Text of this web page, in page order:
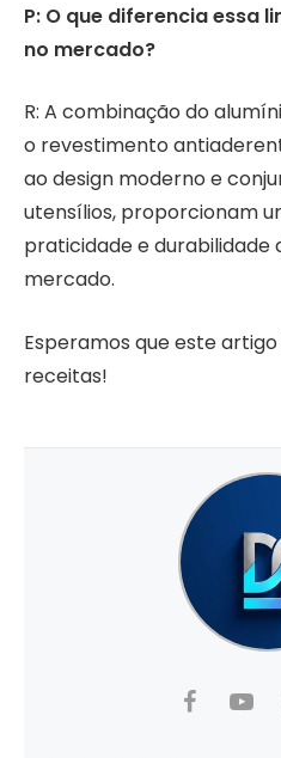
P: O que diferencia essa
no mercado?
R: A combinação do
o revestimento
ao design moderno e
utensílios, proporcionam
praticidade e durabilidade
mercado.
Esperamos que este
receitas!